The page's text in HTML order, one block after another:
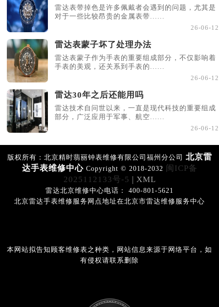
雷达表带掉色是许多佩戴者会遇到的问题，尤其是
对于一些比较昂贵的金属表带......
26-06-12
雷达表蒙子坏了处理办法
雷达表蒙子作为手表的重要组成部分，不仅影响着
手表的美观，还关系到手表的......
26-06-12
雷达30年之后还能用吗
雷达技术自问世以来，一直是现代科技的重要组成
部分，广泛应用于军事、航空......
26-06-12
版权所有：北京精时翡丽钟表维修有限公司福州分公司 北京雷
达手表维修中心 Copyright © 2018-2032
闽ICP备
2025112133号-5
| XML
雷达北京维修中心电话： 400-801-5621
北京雷达手表维修服务网点地址在北京市雷达维修服务中心
本网站拟告知顾客维修表之种类，网站信息来源于网络平台，如
有侵权请联系删除